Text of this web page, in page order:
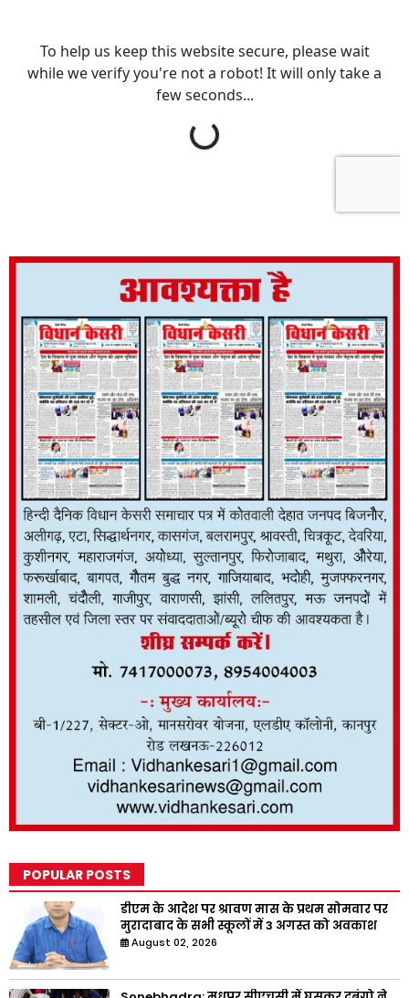
POPULAR POSTS
डीएम के आदेश पर श्रावण मास के प्रथम सोमवार पर
मुरादाबाद के सभी स्कूलों में 3 अगस्त को अवकाश
August 02, 2026